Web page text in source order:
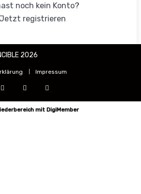
noch kein Konto?
Jetzt registrieren
2026
Impressum
mit DigiMember